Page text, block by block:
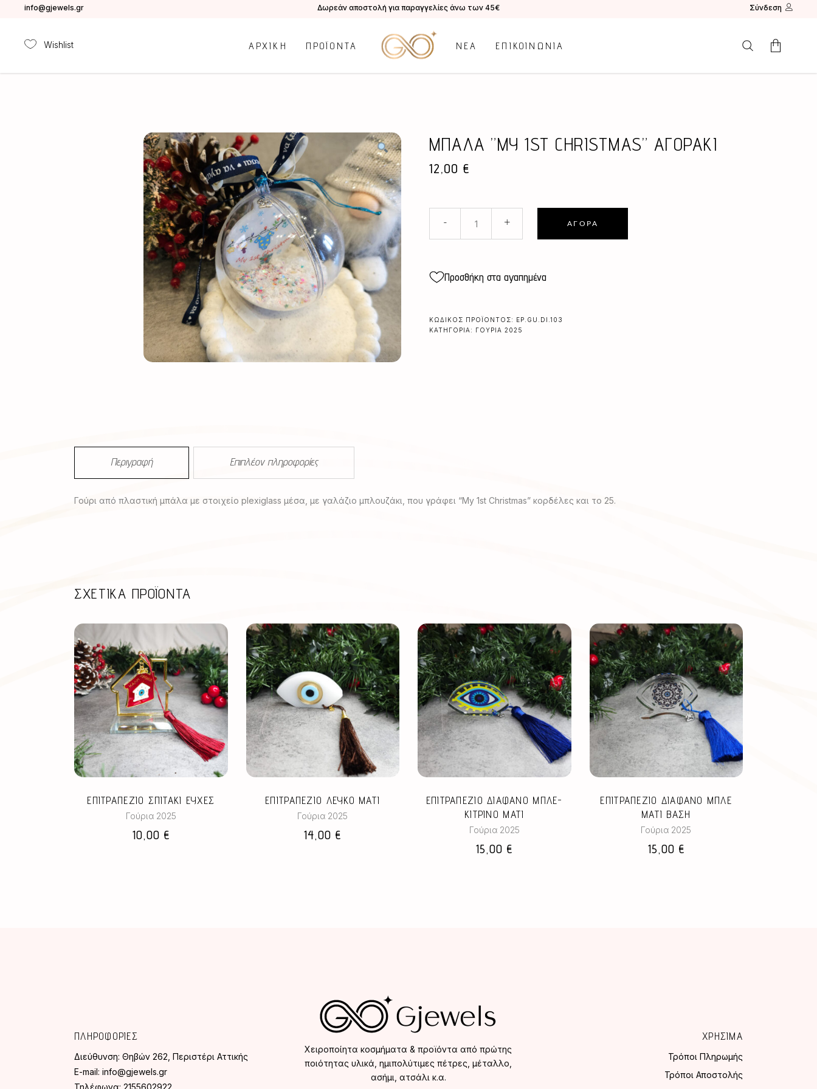
info@gjewels.gr Δωρεάν αποστολή για παραγγελίες άνω των 45€ Σύνδεση
Wishlist ΑΡΧΙΚΗ ΠΡΟΪΟΝΤΑ ΝΕΑ ΕΠΙΚΟΙΝΩΝΙΑ
ΜΠΑΛΑ ”MY 1ST CHRISTMAS” ΑΓΟΡΑΚΙ
12,00 €
1ST
ΑΓΟΡΑΚΙ
quantity
- + ΑΓΟΡΆ
Προσθήκη στα αγαπημένα
ΚΩΔΙΚΌΣ ΠΡΟΪΌΝΤΟΣ: EP.GU.DI.103
ΚΑΤΗΓΟΡΊΑ: ΓΟΎΡΙΑ 2025
Περιγραφή Επιπλέον πληροφορίες
Γούρι από πλαστική μπάλα με στοιχείο plexiglass μέσα, με γαλάζιο μπλουζάκι, που γράφει “My 1st Christmas” κορδέλες και το 25.
ΣΧΕΤΙΚΆ ΠΡΟΪΌΝΤΑ
ΕΠΙΤΡΑΠΕΖΙΟ ΣΠΙΤΑΚΙ ΕΥΧΕΣ
Γούρια 2025
10,00 €
ΕΠΙΤΡΑΠΕΖΙΟ ΛΕΥΚΟ ΜΑΤΙ
Γούρια 2025
14,00€
ΕΠΙΤΡΑΠΕΖΙΟ ΔΙΑΦΑΝΟ ΜΠΛΕ-
ΚΙΤΡΙΝΟ ΜΑΤΙ
Γούρια 2025
15,00€
ΕΠΙΤΡΑΠΕΖΙΟ ΔΙΑΦΑΝΟ ΜΠΛΕ
ΜΑΤΙ ΒΑΣΗ
Γούρια 2025
15,00 €
ΠΛΗΡΟΦΟΡΙΕΣ
Διεύθυνση: Θηβών 262, Περιστέρι Αττικής
E-mail: info@gjewels.gr
Τηλέφωνα: 2155602922
Χειροποίητα κοσμήματα & προϊόντα από πρώτης
ποιότητας υλικά, ημιπολύτιμες πέτρες, μέταλλο,
ασήμι, ατσάλι κ.α.
ΧΡΗΣΙΜΑ
Τρόποι Πληρωμής
Τρόποι Αποστολής